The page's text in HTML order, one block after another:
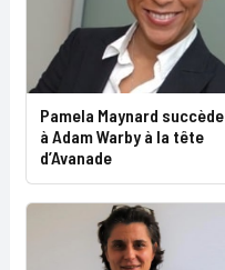
Pamela Maynard succède
à Adam Warby à la tête
d’Avanade